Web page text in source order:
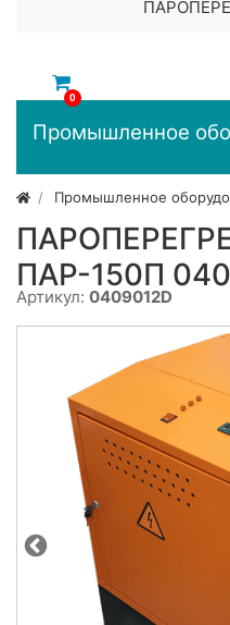
0
Промышленное
Промышленное
ПАР-150П
Артикул: 0409012D